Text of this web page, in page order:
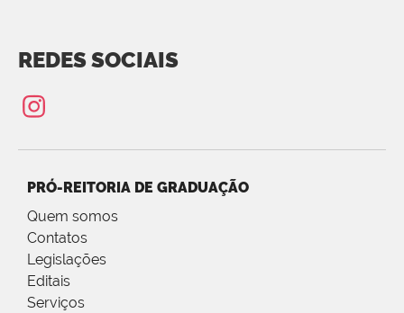
REDES SOCIAIS
PRÓ-REITORIA DE GRADUAÇÃO
Quem somos
Contatos
Legislações
Editais
Serviços